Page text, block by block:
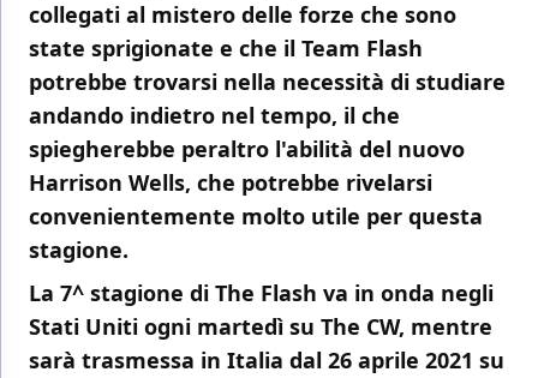
collegati al mistero delle forze che sono
state sprigionate e che il Team Flash
potrebbe trovarsi nella necessità di studiare
andando indietro nel tempo, il che
spiegherebbe peraltro l'abilità del nuovo
Harrison Wells, che potrebbe rivelarsi
convenientemente molto utile per questa
stagione.
La 7^ stagione di The Flash va in onda negli
Stati Uniti ogni martedì su The CW, mentre
sarà trasmessa in Italia dal 26 aprile 2021 su